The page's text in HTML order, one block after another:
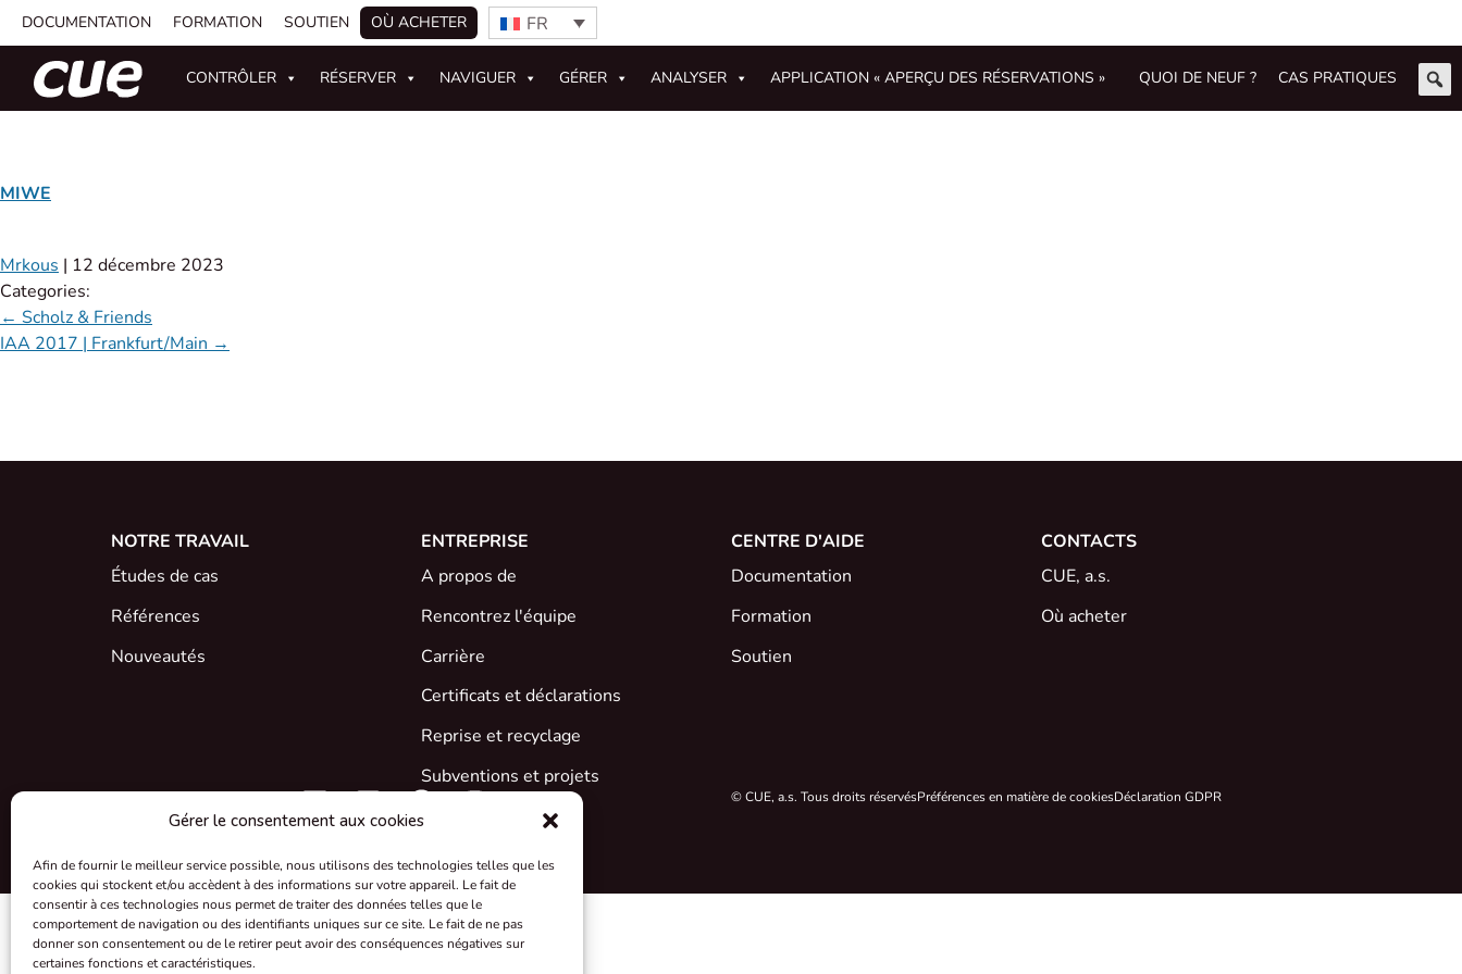
Gérer le consentement aux cookies
Afin de fournir le meilleur service possible, nous utilisons des technologies telles que les
cookies qui stockent et/ou accèdent à des informations sur votre appareil. Le fait de
consentir à ces technologies nous permet de traiter des données telles que le
comportement de navigation ou des identifiants uniques sur ce site. Le fait de ne pas
donner son consentement ou de le retirer peut avoir des conséquences négatives sur
certaines fonctions et caractéristiques.
DOCUMENTATION FORMATION SOUTIEN OÙ ACHETER FR
CONTRÔLER RÉSERVER NAVIGUER GÉRER ANALYSER CAS PRATIQUES
QUOI DE NEUF ?
APPLICATION « APERÇU DES RÉSERVATIONS »
MIWE
Mrkous | 12 décembre 2023
Categories:
← Scholz & Friends
IAA 2017 | Frankfurt/Main →
NOTRE TRAVAIL
Études de cas
Références
Nouveautés
ENTREPRISE
A propos de
Rencontrez l'équipe
Carrière
Certificats et déclarations
Reprise et recyclage
Subventions et projets
CENTRE D'AIDE
Documentation
Formation
Soutien
CONTACTS
CUE, a.s.
Où acheter
© CUE, a.s. Tous droits réservésPréférences en matière de cookiesDéclaration GDPR